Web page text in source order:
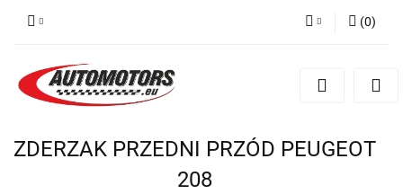
Zarejestruj się
(0)
ZDERZAK PRZEDNI PRZÓD PEUGEOT
208